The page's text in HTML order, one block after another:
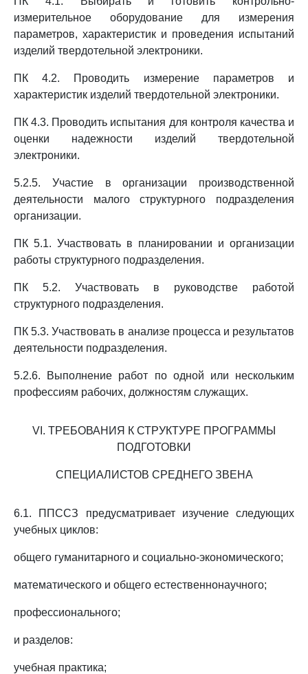
измерительное оборудование для измерения
параметров, характеристик и проведения испытаний
изделий твердотельной электроники.
ПК 4.2. Проводить измерение параметров и
характеристик изделий твердотельной электроники.
ПК 4.3. Проводить испытания для контроля качества и
оценки надежности изделий твердотельной
электроники.
5.2.5. Участие в организации производственной
деятельности малого структурного подразделения
организации.
ПК 5.1. Участвовать в планировании и организации
работы структурного подразделения.
ПК 5.2. Участвовать в руководстве работой
структурного подразделения.
ПК 5.3. Участвовать в анализе процесса и результатов
деятельности подразделения.
5.2.6. Выполнение работ по одной или нескольким
профессиям рабочих, должностям служащих.
VI. ТРЕБОВАНИЯ К СТРУКТУРЕ ПРОГРАММЫ
ПОДГОТОВКИ
СПЕЦИАЛИСТОВ СРЕДНЕГО ЗВЕНА
6.1. ППССЗ предусматривает изучение следующих
учебных циклов:
общего гуманитарного и социально-экономического;
математического и общего естественнонаучного;
профессионального;
и разделов:
учебная практика;